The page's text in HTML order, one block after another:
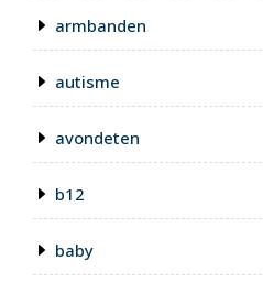
armbanden
autisme
avondeten
b12
baby